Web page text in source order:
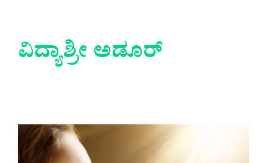
ವಿದ್ಯಾಶ್ರೀ ಅಡೂರ್